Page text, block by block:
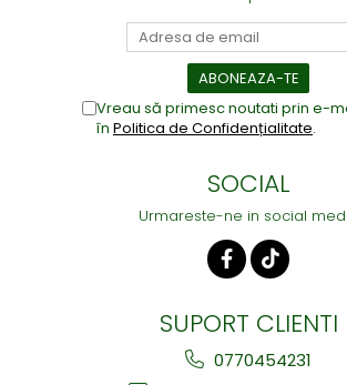
Vreau să primesc noutati prin e-
în Politica de Confidențialitate.
SOCIAL
Urmareste-ne in social
SUPORT CLIENTI
0770454231